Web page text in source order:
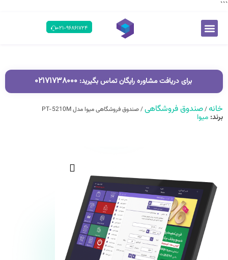
```
۰۲۱-۹۶۸۶۱۷۲۴
برای دریافت مشاوره رایگان تماس بگیرید:۰۲۱۷۱۷۳۸۰۰۰
خانه/صندوق فروشگاهی/ صندوق فروشگاهی میوا مدل PT-5210M
برند: میوا